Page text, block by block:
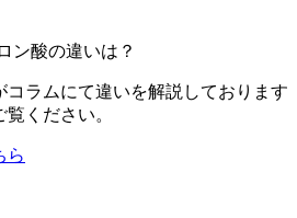
ン酸の違いは？
コラムにて違いを解説しております
ください。
ら